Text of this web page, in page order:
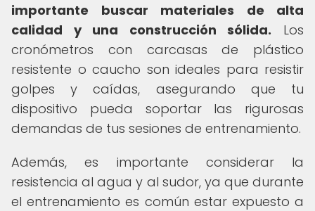
importante buscar materiales de alta
calidad y una construcción sólida. Los
cronómetros con carcasas de plástico
resistente o caucho son ideales para resistir
golpes y caídas, asegurando que tu
dispositivo pueda soportar las rigurosas
demandas de tus sesiones de entrenamiento.
Además, es importante considerar la
resistencia al agua y al sudor, ya que durante
el entrenamiento es común estar expuesto a